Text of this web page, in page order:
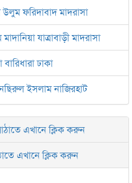
ফরিদাবাদ মাদরাসা
যাত্রাবাড়ী মাদরাসা
বারিধারা ঢাকা
ইসলাম নাজিরহাট
ইসলামিয়া চট্টগ্রাম
বাংলাদেশ বসুন্ধরা
ঢাকা
এখানে ক্লিক করুন
এখানে ক্লিক করুন